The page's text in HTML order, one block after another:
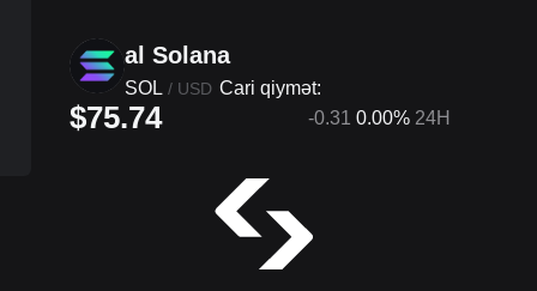
al Solana
SOL / USD Cari qiymət:
$75.74 -0.31 0.00% 24H